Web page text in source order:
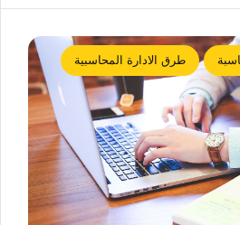
طرق الادارة المحاسبية